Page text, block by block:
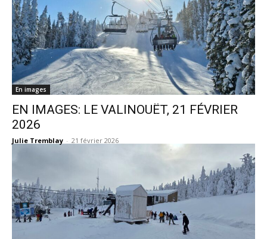
En images
EN IMAGES: LE VALINOUËT, 21 FÉVRIER
2026
Julie Tremblay - 21 février 2026